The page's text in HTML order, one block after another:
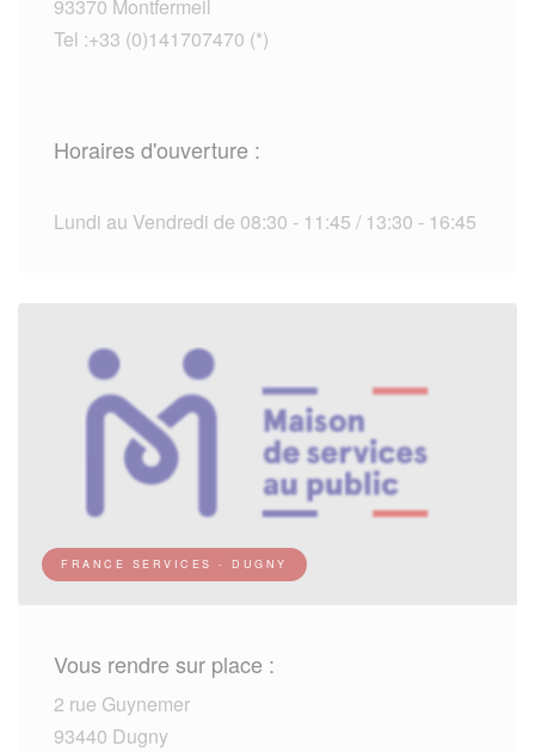
93370 Montfermeil
Tel :+33 (0)141707470 (*)
Horaires d'ouverture :
Lundi au Vendredi de 08:30 - 11:45 / 13:30 - 16:45
FRANCE SERVICES - DUGNY
Vous rendre sur place :
2 rue Guynemer
93440 Dugny